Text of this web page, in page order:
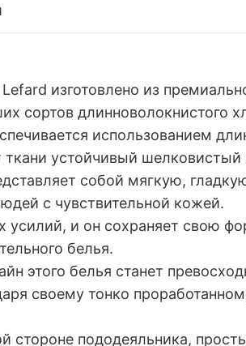
изготовлено из
сортов длинноволокнистого
использованием
ткани устойчивый
собой мягкую,
с чувствительной кожей.
усилий, и он сохраняет свою
белья.
этого белья станет
своему тонко
стороне пододеяльника,